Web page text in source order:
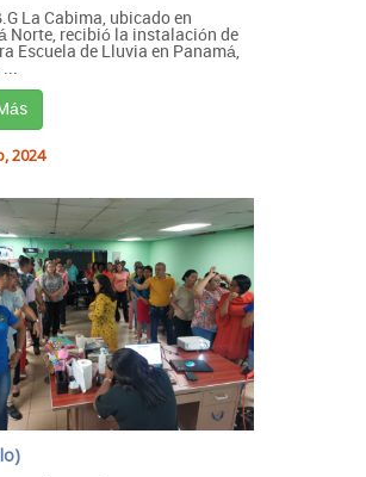
La Cabima, ubicado en
Norte, recibió la instalación de
Escuela de Lluvia en Panamá,
2024